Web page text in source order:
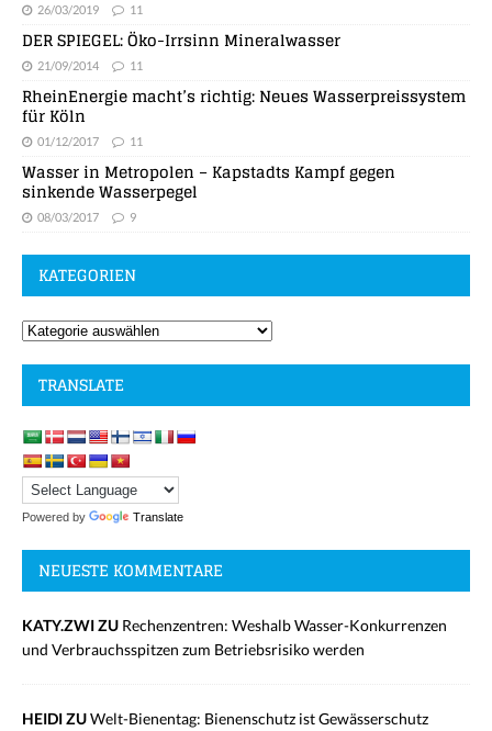
26/03/2019 11
DER SPIEGEL: Öko-Irrsinn Mineralwasser
21/09/2014 11
RheinEnergie macht’s richtig: Neues Wasserpreissystem
für Köln
01/12/2017 11
Wasser in Metropolen – Kapstadts Kampf gegen
sinkende Wasserpegel
08/03/2017 9
KATEGORIEN
TRANSLATE
Powered by Translate
NEUESTE KOMMENTARE
KATY.ZWI ZU Rechenzentren: Weshalb Wasser-Konkurrenzen
und Verbrauchsspitzen zum Betriebsrisiko werden
HEIDI ZUWelt-Bienentag: Bienenschutz ist Gewässerschutz